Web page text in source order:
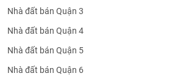
Nhà đất bán Quận 3
Nhà đất bán Quận 4
Nhà đất bán Quận 5
Nhà đất bán Quận 6